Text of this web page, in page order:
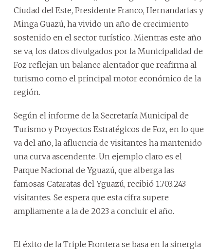
Ciudad del Este, Presidente Franco, Hernandarias y
Minga Guazú, ha vivido un año de crecimiento
sostenido en el sector turístico. Mientras este año
se va, los datos divulgados por la Municipalidad de
Foz reflejan un balance alentador que reafirma al
turismo como el principal motor económico de la
región.
Según el informe de la Secretaría Municipal de
Turismo y Proyectos Estratégicos de Foz, en lo que
va del año, la afluencia de visitantes ha mantenido
una curva ascendente. Un ejemplo claro es el
Parque Nacional de Yguazú, que alberga las
famosas Cataratas del Yguazú, recibió 1.703.243
visitantes. Se espera que esta cifra supere
ampliamente a la de 2023 a concluir el año.
El éxito de la Triple Frontera se basa en la sinergia